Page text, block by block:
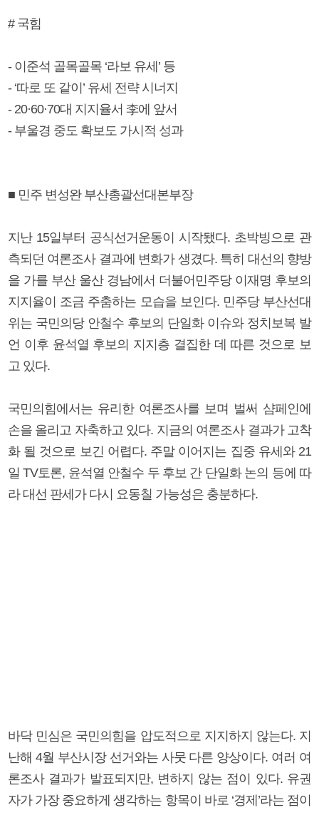
# 국힘
- 이준석 골목골목 ‘라보 유세’ 등
- ‘따로 또 같이’ 유세 전략 시너지
- 20·60·70대 지지율서 李에 앞서
- 부울경 중도 확보도 가시적 성과
■ 민주 변성완 부산총괄선대본부장
지난 15일부터 공식선거운동이 시작됐다. 초박빙으로 관
측되던 여론조사 결과에 변화가 생겼다. 특히 대선의 향방
을 가를 부산 울산 경남에서 더불어민주당 이재명 후보의
지지율이 조금 주춤하는 모습을 보인다. 민주당 부산선대
위는 국민의당 안철수 후보의 단일화 이슈와 정치보복 발
언 이후 윤석열 후보의 지지층 결집한 데 따른 것으로 보
고 있다.
국민의힘에서는 유리한 여론조사를 보며 벌써 샴페인에
손을 올리고 자축하고 있다. 지금의 여론조사 결과가 고착
화 될 것으로 보긴 어렵다. 주말 이어지는 집중 유세와 21
일 TV토론, 윤석열 안철수 두 후보 간 단일화 논의 등에 따
라 대선 판세가 다시 요동칠 가능성은 충분하다.
바닥 민심은 국민의힘을 압도적으로 지지하지 않는다. 지
난해 4월 부산시장 선거와는 사뭇 다른 양상이다. 여러 여
론조사 결과가 발표되지만, 변하지 않는 점이 있다. 유권
자가 가장 중요하게 생각하는 항목이 바로 ‘경제’라는 점이